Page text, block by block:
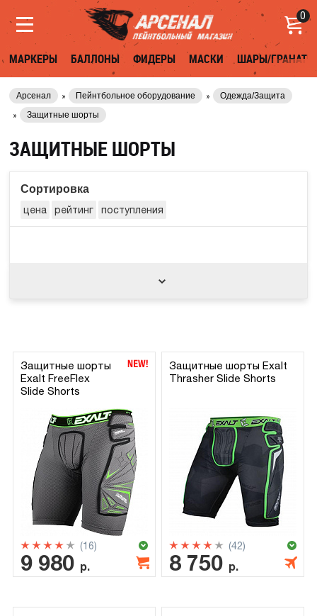
0
МАРКЕРЫ БАЛЛОНЫ ФИДЕРЫ МАСКИ ШАРЫ/ГРАНАТЫ
Арсенал Пейнтбольное оборудование
Одежда/Защита
Защитные шорты
ЗАЩИТНЫЕ ШОРТЫ
Сортировка
цена рейтинг поступления
Защитные шорты
Exalt FreeFlex
Slide Shorts
(16)
9 980 р.
Защитные шорты Exalt
Thrasher Slide Shorts
(42)
8 750 р.